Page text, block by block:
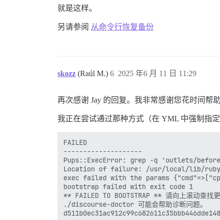
就是这样。
另请参阅 从命令行恢复备份
skozz (Raúl M.) 2025 年6 月 11 日 11:29
6
再次感谢 Jay 的回复。我非常感谢您花时间帮
我正在尝试通过那种方式（在 YML 中强制指
FAILED
--------------------
Pups::ExecError: grep -q 'outlets/
Location of failure: /usr/local/lib/ruby/
exec failed with the params
bootstrap failed with exit code 1
** FAILED TO BOOTSTRAP ** 请向上滚动查找
./discourse-doctor 可能会帮助诊断问题。